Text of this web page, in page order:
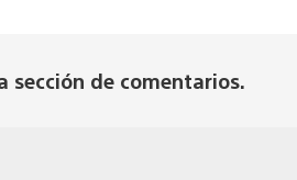
sección de comentarios.